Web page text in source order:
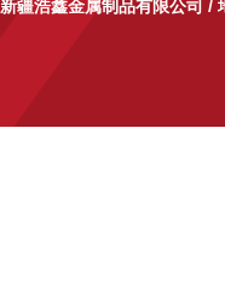
新疆浩鑫金属制品有限公司 /